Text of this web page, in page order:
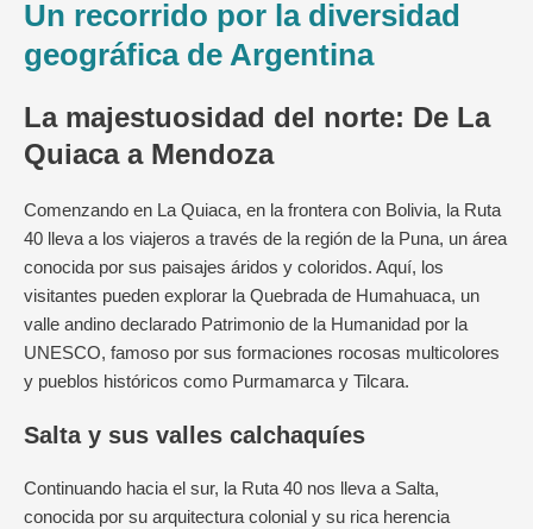
Un recorrido por la diversidad
geográfica de Argentina
La majestuosidad del norte: De La
Quiaca a Mendoza
Comenzando en La Quiaca, en la frontera con Bolivia, la Ruta
40 lleva a los viajeros a través de la región de la Puna, un área
conocida por sus paisajes áridos y coloridos. Aquí, los
visitantes pueden explorar la Quebrada de Humahuaca, un
valle andino declarado Patrimonio de la Humanidad por la
UNESCO, famoso por sus formaciones rocosas multicolores
y pueblos históricos como Purmamarca y Tilcara.
Salta y sus valles calchaquíes
Continuando hacia el sur, la Ruta 40 nos lleva a Salta,
conocida por su arquitectura colonial y su rica herencia